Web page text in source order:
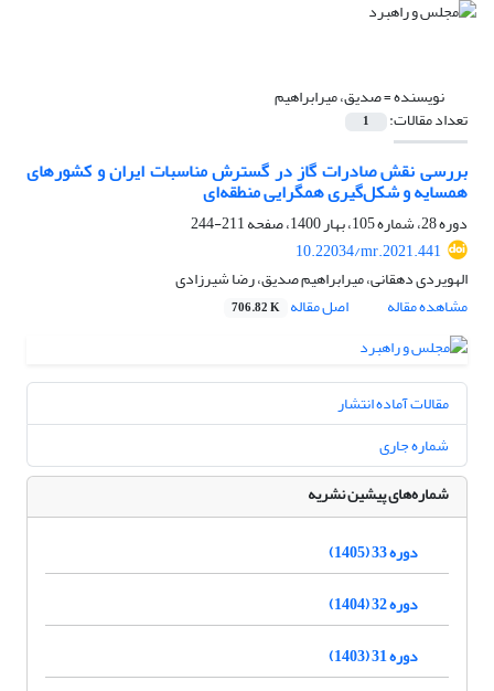
نویسنده =صدیق، میرابراهیم
تعداد مقالات: 1
بررسی نقش صادرات گاز در گسترش مناسبات ایران و کشورهای
همسایه و شکل‌گیری همگرایی منطقه‌ای
دوره 28، شماره 105، بهار 1400، صفحه
211-244
10.22034/mr.2021.441
الهویردی دهقانی، میرابراهیم صدیق، رضا شیرزادی
مشاهده مقاله
اصل مقاله 706.82 K
مقالات آماده انتشار
شماره جاری
شماره‌های پیشین نشریه
دوره 33 (1405)
دوره 32 (1404)
دوره 31 (1403)